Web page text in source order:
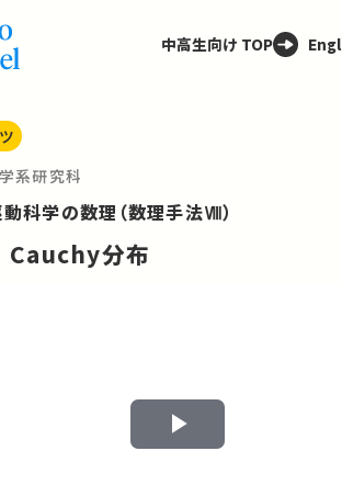
中高生向け TOP
系研究科
科学の数理（数理手法Ⅷ）
分布
Play